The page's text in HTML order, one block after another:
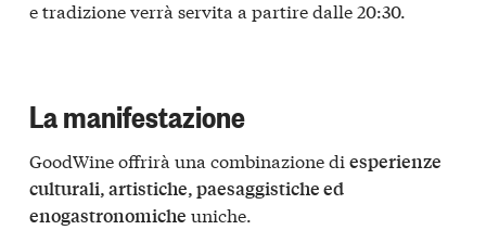
e tradizione verrà servita a partire dalle 20:30.
La manifestazione
GoodWine offrirà una combinazione di esperienze
culturali, artistiche, paesaggistiche ed
enogastronomiche uniche.